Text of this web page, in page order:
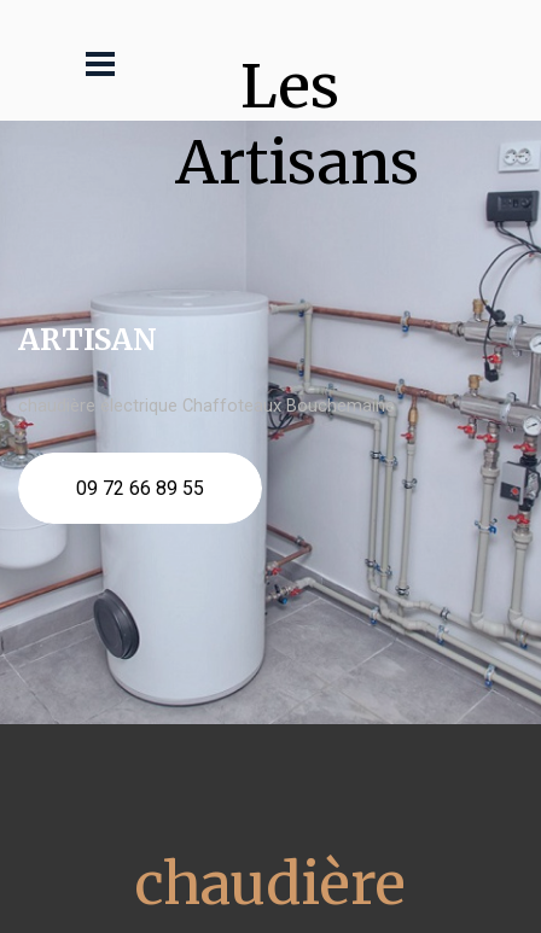
Les
Artisans
ARTISAN
chaudière électrique Chaffoteaux Bouchemaine
09 72 66 89 55
chaudière